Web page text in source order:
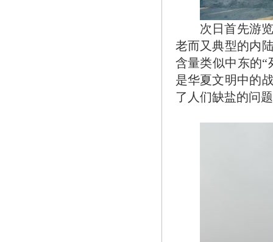
次日首先游
老而又典型的内
含量类似中东的“
是华夏文明中的
了人们缺盐的问